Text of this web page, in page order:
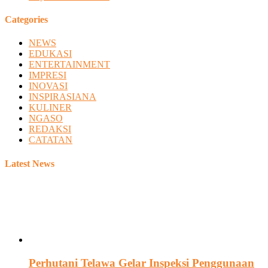
Categories
NEWS
EDUKASI
ENTERTAINMENT
IMPRESI
INOVASI
INSPIRASIANA
KULINER
NGASO
REDAKSI
CATATAN
Latest News
Perhutani Telawa Gelar Inspeksi Penggunaan